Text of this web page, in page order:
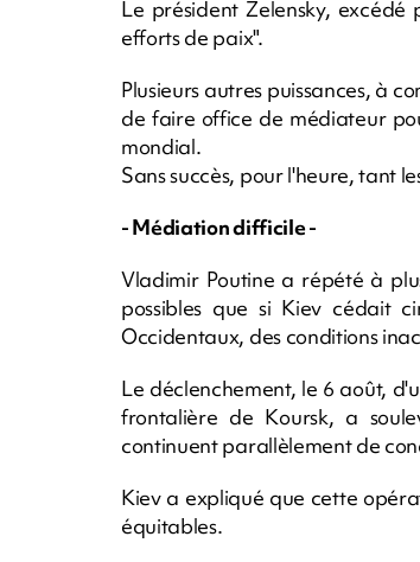
Le président Zelensky,
efforts de paix".
Plusieurs autres puissances, à
de faire office de médiateur
mondial.
Sans succès, pour l'heure, tant
- Médiation difficile -
Vladimir Poutine a répété à
possibles que si Kiev cédait
Occidentaux, des conditions
Le déclenchement, le 6 août,
frontalière de Koursk, a
continuent parallèlement de
Kiev a expliqué que cette
équitables.